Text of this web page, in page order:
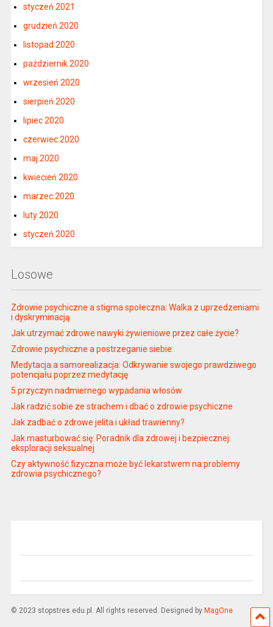
styczeń 2021
grudzień 2020
listopad 2020
październik 2020
wrzesień 2020
sierpień 2020
lipiec 2020
czerwiec 2020
maj 2020
kwiecień 2020
marzec 2020
luty 2020
styczeń 2020
Losowe
Zdrowie psychiczne a stigma społeczna: Walka z uprzedzeniami
i dyskryminacją
Jak utrzymać zdrowe nawyki żywieniowe przez całe życie?
Zdrowie psychiczne a postrzeganie siebie
Medytacja a samorealizacja: Odkrywanie swojego prawdziwego
potencjału poprzez medytację
5 przyczyn nadmiernego wypadania włosów
Jak radzić sobie ze strachem i dbać o zdrowie psychiczne
Jak zadbać o zdrowe jelita i układ trawienny?
Jak masturbować się: Poradnik dla zdrowej i bezpiecznej
eksploracji seksualnej
Czy aktywność fizyczna może być lekarstwem na problemy
zdrowia psychicznego?
© 2023 stopstres.edu.pl. All rights reserved. Designed by MagOne